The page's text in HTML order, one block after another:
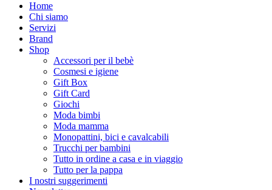
Home
Chi siamo
Servizi
Brand
Shop
Accessori per il bebè
Cosmesi e igiene
Gift Box
Gift Card
Giochi
Moda bimbi
Moda mamma
Monopattini, bici e cavalcabili
Trucchi per bambini
Tutto in ordine a casa e in viaggio
Tutto per la pappa
I nostri suggerimenti